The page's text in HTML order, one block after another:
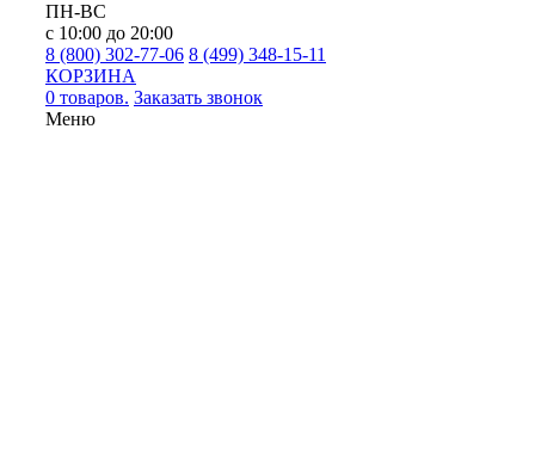
ПН-ВС
с 10:00 до 20:00
8 (800) 302-77-06 8 (499) 348-15-11
КОРЗИНА
0 товаров. Заказать звонок
Меню